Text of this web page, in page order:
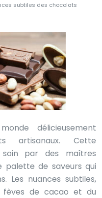
subtiles des chocolats
délicieusement
artisanaux. Cette
soin par des maîtres
palette de saveurs qui
Les nuances subtiles,
de cacao et du